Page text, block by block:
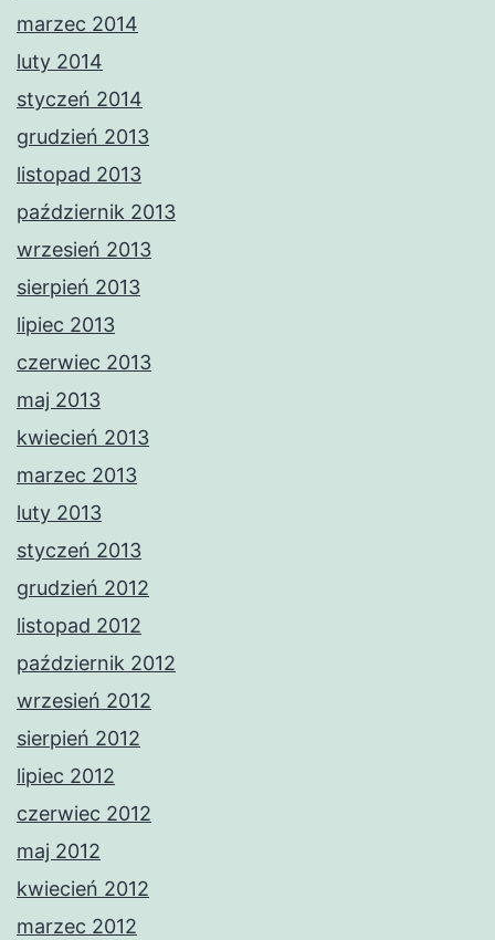
marzec 2014
luty 2014
styczeń 2014
grudzień 2013
listopad 2013
październik 2013
wrzesień 2013
sierpień 2013
lipiec 2013
czerwiec 2013
maj 2013
kwiecień 2013
marzec 2013
luty 2013
styczeń 2013
grudzień 2012
listopad 2012
październik 2012
wrzesień 2012
sierpień 2012
lipiec 2012
czerwiec 2012
maj 2012
kwiecień 2012
marzec 2012